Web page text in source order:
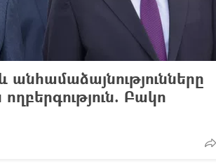
անհամաձայնությունները
Բակո